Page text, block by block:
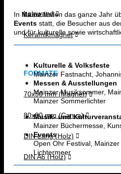
Leinwand
Keramikmagnet
FORMATE
70x50 mm (Magnet)
80x80 mm (Canva)
DIN Lang (Holz)
DIN A6 (Holz)
In Mainzfinden das ganze Jahr
Events statt, die Besucher aus
und für kulturelle sowie
Kulturelle & Volksfeste
Mainzer Fastnacht,
Messen & Ausstellungen
Mainzer Musiksommer,
Mainzer Sommerlichter
Musik- und
Mainzer Büchermesse,
Events
Open Ohr Festival,
Lichtermeer